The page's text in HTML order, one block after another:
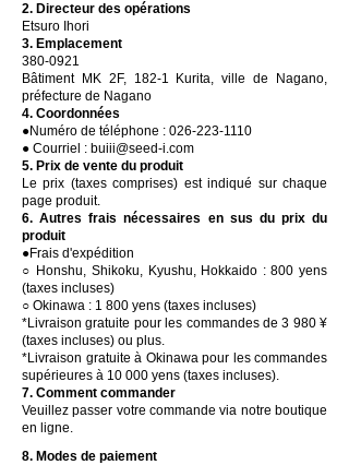
2. Directeur des opérations
Etsuro Ihori
3. Emplacement
380-0921
Bâtiment MK 2F, 182-1 Kurita, ville de Nagano,
préfecture de Nagano
4. Coordonnées
●Numéro de téléphone : 026-223-1110
● Courriel : buiii@seed-i.com
5. Prix de vente du produit
Le prix (taxes comprises) est indiqué sur chaque
page produit.
6. Autres frais nécessaires en sus du prix du
produit
●Frais d'expédition
○ Honshu, Shikoku, Kyushu, Hokkaido : 800 yens
(taxes incluses)
○ Okinawa : 1 800 yens (taxes incluses)
*Livraison gratuite pour les commandes de 3 980 ¥
(taxes incluses) ou plus.
*Livraison gratuite à Okinawa pour les commandes
supérieures à 10 000 yens (taxes incluses).
7. Comment commander
Veuillez passer votre commande via notre boutique
en ligne.
8. Modes de paiement